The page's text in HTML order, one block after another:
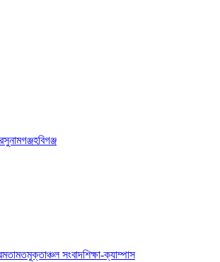
সুনামগঞ্জহবিগঞ্জ
মতামতমুক্তাঞ্চল সংবাদশিক্ষা-ক্যাম্পাস